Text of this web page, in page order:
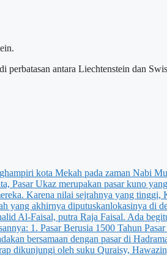
perbatasan antara Liechtenstein dan